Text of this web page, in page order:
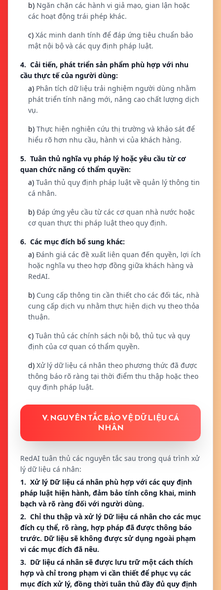
b) Ngăn chặn các hành vi giả mạo, gian lận hoặc
các hoạt động trái phép khác.
c) Xác minh danh tính để đáp ứng tiêu chuẩn bảo
mật nội bộ và các quy định pháp luật.
4. Cải tiến, phát triển sản phẩm phù hợp với nhu
cầu thực tế của người dùng:
a) Phân tích dữ liệu trải nghiệm người dùng nhằm
phát triển tính năng mới, nâng cao chất lượng dịch
vụ.
b) Thực hiện nghiên cứu thị trường và khảo sát để
hiểu rõ hơn nhu cầu, hành vi của khách hàng.
5. Tuân thủ nghĩa vụ pháp lý hoặc yêu cầu từ cơ
quan chức năng có thẩm quyền:
a) Tuân thủ quy định pháp luật về quản lý thông tin
cá nhân.
b) Đáp ứng yêu cầu từ các cơ quan nhà nước hoặc
cơ quan thực thi pháp luật theo quy định.
6. Các mục đích bổ sung khác:
a) Đánh giá các đề xuất liên quan đến quyền, lợi ích
hoặc nghĩa vụ theo hợp đồng giữa khách hàng và
RedAI.
b) Cung cấp thông tin cần thiết cho các đối tác, nhà
cung cấp dịch vụ nhằm thực hiện dịch vụ theo thỏa
thuận.
c) Tuân thủ các chính sách nội bộ, thủ tục và quy
định của cơ quan có thẩm quyền.
d) Xử lý dữ liệu cá nhân theo phương thức đã được
thông báo rõ ràng tại thời điểm thu thập hoặc theo
quy định pháp luật.
V. NGUYÊN TẮC BẢO VỆ DỮ LIỆU CÁ
NHÂN
RedAI tuân thủ các nguyên tắc sau trong quá trình xử
lý dữ liệu cá nhân:
1. Xử lý Dữ liệu cá nhân phù hợp với các quy định
pháp luật hiện hành, đảm bảo tính công khai, minh
bạch và rõ ràng đối với người dùng.
2. Chỉ thu thập và xử lý Dữ liệu cá nhân cho các mục
đích cụ thể, rõ ràng, hợp pháp đã được thông báo
trước. Dữ liệu sẽ không được sử dụng ngoài phạm
vi các mục đích đã nêu.
3. Dữ liệu cá nhân sẽ được lưu trữ một cách thích
hợp và chỉ trong phạm vi cần thiết để phục vụ các
mục đích xử lý, đồng thời tuân thủ đầy đủ quy định